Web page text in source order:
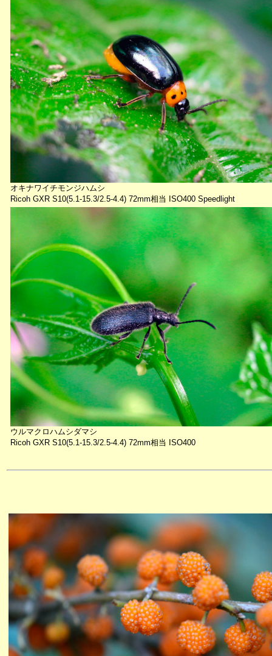
オキナワイチモンジハムシ
Ricoh GXR S10(5.1-15.3/2.5-4.4) 72mm相当 ISO400 Speedlight
ウルマクロハムシダマシ
Ricoh GXR S10(5.1-15.3/2.5-4.4) 72mm相当 ISO400